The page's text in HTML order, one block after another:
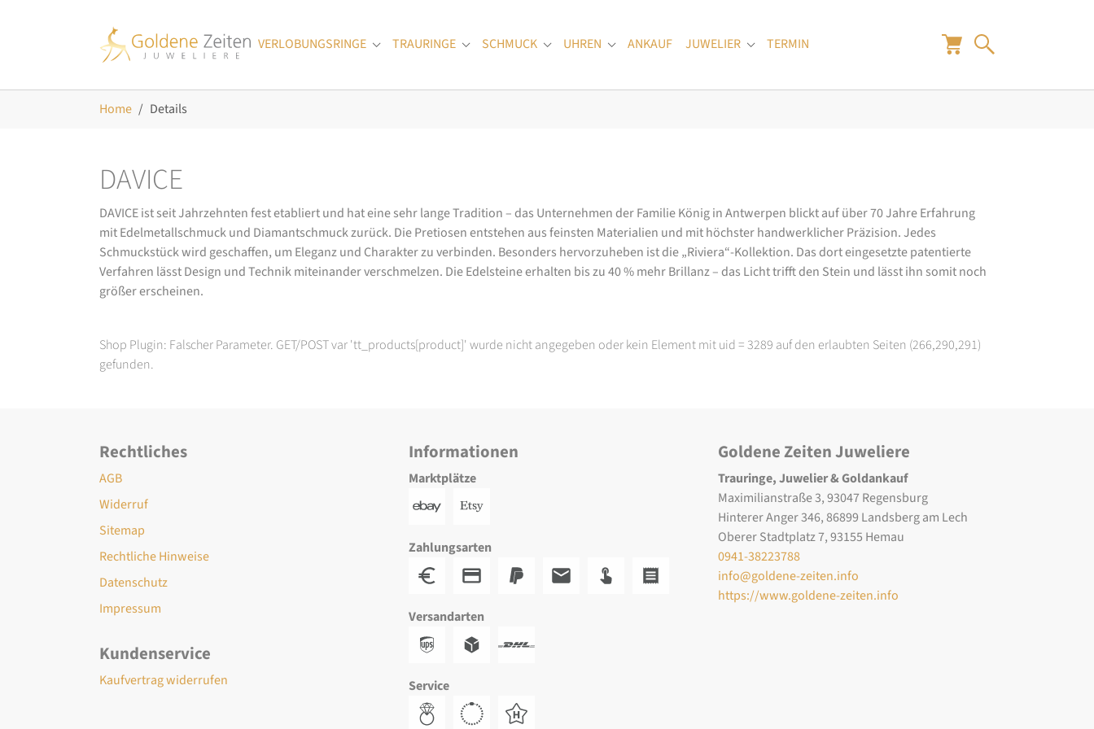
VERLOBUNGSRINGE
Submenu for "Verlobungsringe"
TRAURINGE Submenu for "Trauringe"
SCHMUCK Submenu for "Schmuck"
UHREN Submenu for "Uhren"
ANKAUF JUWELIER Submenu for "Juwelier"
TERMIN
Home Details
DAVICE
DAVICE ist seit Jahrzehnten fest etabliert und hat eine sehr lange Tradition – das Unternehmen der Familie König in Antwerpen blickt auf über 70 Jahre Erfahrung
mit Edelmetallschmuck und Diamantschmuck zurück. Die Pretiosen entstehen aus feinsten Materialien und mit höchster handwerklicher Präzision. Jedes
Schmuckstück wird geschaffen, um Eleganz und Charakter zu verbinden. Besonders hervorzuheben ist die „Riviera“-Kollektion. Das dort eingesetzte patentierte
Verfahren lässt Design und Technik miteinander verschmelzen. Die Edelsteine erhalten bis zu 40 % mehr Brillanz – das Licht trifft den Stein und lässt ihn somit noch
größer erscheinen.
Shop Plugin: Falscher Parameter. GET/POST var 'tt_products[product]' wurde nicht angegeben oder kein Element mit uid = 3289 auf den erlaubten Seiten (266,290,291)
gefunden.
Rechtliches
AGB
Widerruf
Sitemap
Rechtliche Hinweise
Datenschutz
Impressum
Kundenservice
Kaufvertrag widerrufen
Informationen
Marktplätze
Zahlungsarten
Versandarten
Service
Goldene Zeiten Juweliere
Trauringe, Juwelier & Goldankauf
Maximilianstraße 3, 93047 Regensburg
Hinterer Anger 346, 86899 Landsberg am Lech
Oberer Stadtplatz 7, 93155 Hemau
0941-38223788
info@goldene-zeiten.info
https://www.goldene-zeiten.info